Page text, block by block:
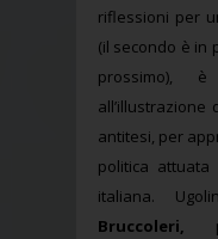
riflessioni per
(il secondo è in
prossimo),
antitesi, per
politica attuata
italiana.
Bruccoleri,